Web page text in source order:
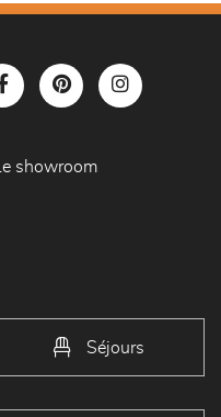
Le showroom
Séjours